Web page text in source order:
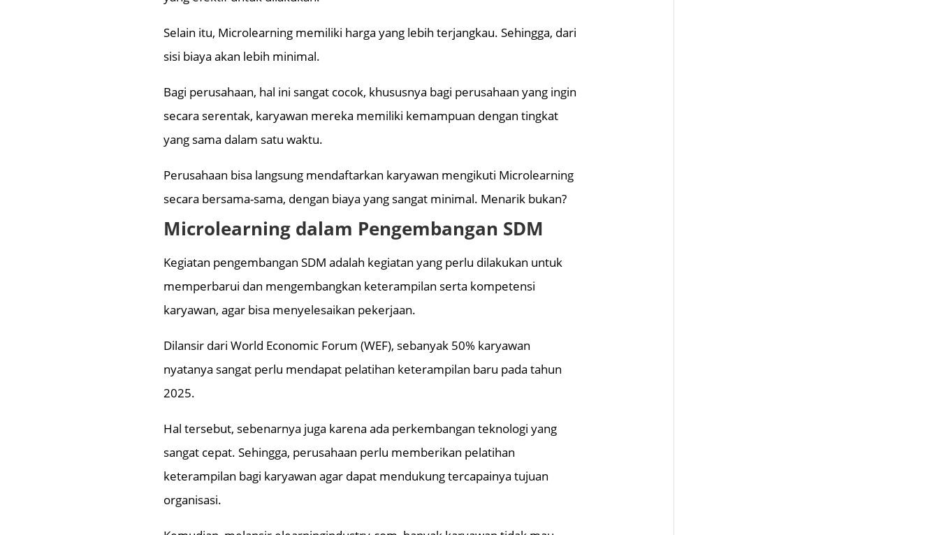
Selain itu, Microlearning memiliki harga yang lebih terjangkau. Sehingga, dari
sisi biaya akan lebih minimal.
Bagi perusahaan, hal ini sangat cocok, khususnya bagi perusahaan yang ingin
secara serentak, karyawan mereka memiliki kemampuan dengan tingkat
yang sama dalam satu waktu.
Perusahaan bisa langsung mendaftarkan karyawan mengikuti Microlearning
secara bersama-sama, dengan biaya yang sangat minimal. Menarik bukan?
Microlearning dalam Pengembangan SDM
Kegiatan pengembangan SDM adalah kegiatan yang perlu dilakukan untuk
memperbarui dan mengembangkan keterampilan serta kompetensi
karyawan, agar bisa menyelesaikan pekerjaan.
Dilansir dari World Economic Forum (WEF), sebanyak 50% karyawan
nyatanya sangat perlu mendapat pelatihan keterampilan baru pada tahun
2025.
Hal tersebut, sebenarnya juga karena ada perkembangan teknologi yang
sangat cepat. Sehingga, perusahaan perlu memberikan pelatihan
keterampilan bagi karyawan agar dapat mendukung tercapainya tujuan
organisasi.